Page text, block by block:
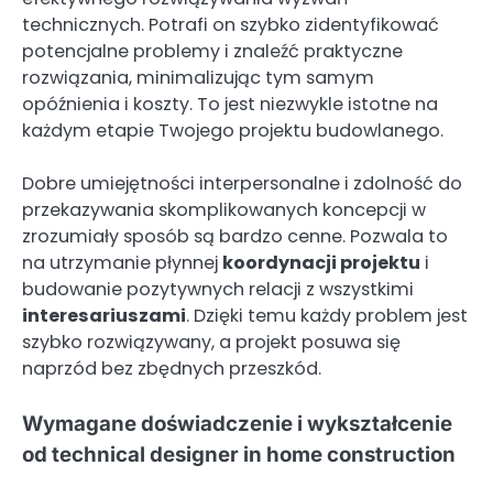
technicznych. Potrafi on szybko zidentyfikować
potencjalne problemy i znaleźć praktyczne
rozwiązania, minimalizując tym samym
opóźnienia i koszty. To jest niezwykle istotne na
każdym etapie Twojego projektu budowlanego.
Dobre umiejętności interpersonalne i zdolność do
przekazywania skomplikowanych koncepcji w
zrozumiały sposób są bardzo cenne. Pozwala to
na utrzymanie płynnej koordynacji projektu i
budowanie pozytywnych relacji z wszystkimi
interesariuszami. Dzięki temu każdy problem jest
szybko rozwiązywany, a projekt posuwa się
naprzód bez zbędnych przeszkód.
Wymagane doświadczenie i wykształcenie
od technical designer in home construction